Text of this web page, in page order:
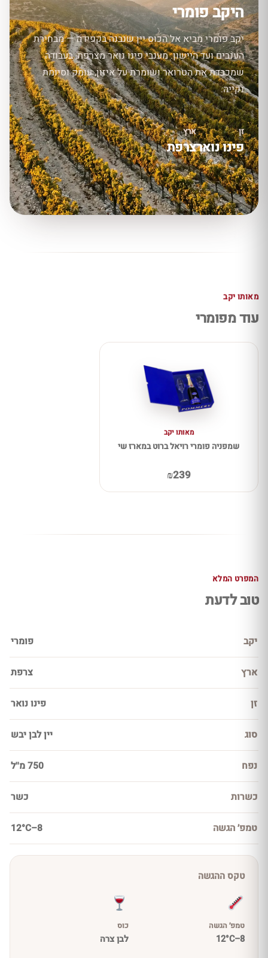
היקב פומרי
יקב פומרי מביא אל הכוס יין שנבנה בקפידה — מבחירת
הענבים ועד היישון. מענבי פינו נואר מצרפת, בעבודה
שמכבדת את הטרואר ושומרת על איזון, עומק וסיומת
נקייה.
זן
פינו נואר
ארץ
צרפת
מאותו יקב
עוד מפומרי
מאותו יקב
שמפניה פומרי רויאל ברוט במארז שי
₪239
המפרט המלא
טוב לדעת
יקב פומרי
ארץ צרפת
זן פינו נואר
סוג יין לבן יבש
נפח 750 מ''ל
כשרות כשר
טמפ׳ הגשה 8–12°C
טקס ההגשה
טמפ׳ הגשה
8–12°C
כוס
לבן צרה